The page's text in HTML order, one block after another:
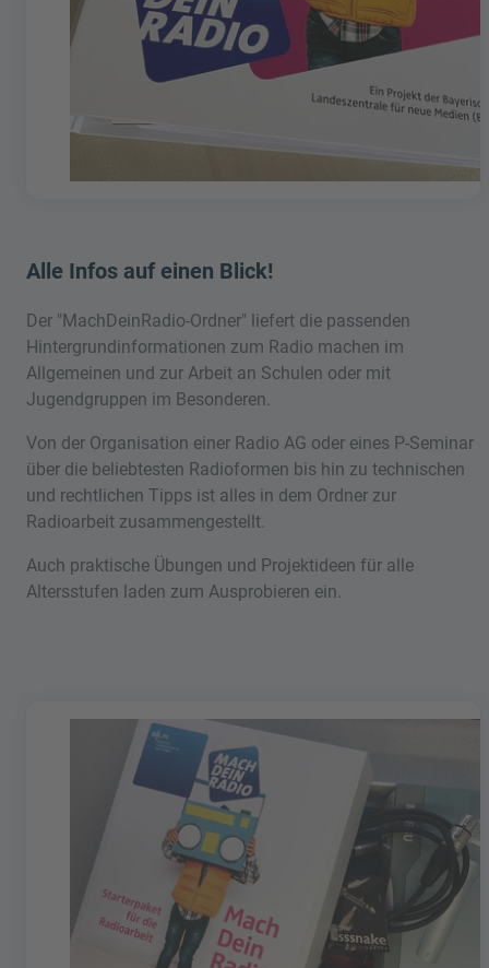
Alle Infos auf einen Blick!
Der "MachDeinRadio-Ordner" liefert die passenden
Hintergrundinformationen zum Radio machen im
Allgemeinen und zur Arbeit an Schulen oder mit
Jugendgruppen im Besonderen.
Von der Organisation einer Radio AG oder eines P-Seminar
über die beliebtesten Radioformen bis hin zu technischen
und rechtlichen Tipps ist alles in dem Ordner zur
Radioarbeit zusammengestellt.
Auch praktische Übungen und Projektideen für alle
Altersstufen laden zum Ausprobieren ein.